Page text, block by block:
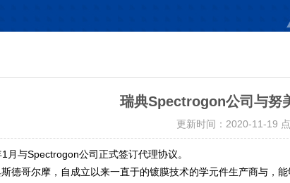
瑞典Spectrogon公司与努
更新时间：2020-11-19
月与Spectrogon公司正式签订代理协议。
德哥尔摩，自成立以来一直于的镀膜技术的学元件生产商与，